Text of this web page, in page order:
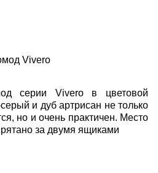
Vivero
серии Vivero в цветовой
и дуб артрисан не только
но и очень практичен. Место
за двумя ящиками